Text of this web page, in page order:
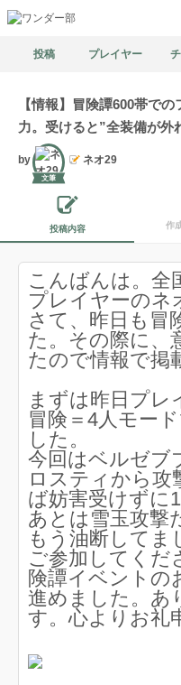
投稿 プレイヤー
【情報】冒険譚600帯で
力。受けると”全装備が外
by
文筆
ネオ29
投稿内容 作
こんばんは。全
プレイヤーのネ
さて、昨日も冒
た。その際に、
たので情報で掲
まずは昨日プレ
冒険＝4人モー
した。
今回はベルゼブ
ロスティから攻
ば妨害受けずに
あとは雪玉攻撃
もう油断してま
ご参加してくだ
険譚イベントの
進めました。あ
す。心よりお礼